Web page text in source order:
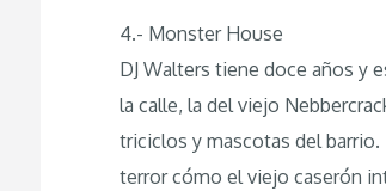
4.- Monster House
DJ Walters tiene doce años y
la calle, la del viejo
triciclos y mascotas del barrio.
terror cómo el viejo caserón